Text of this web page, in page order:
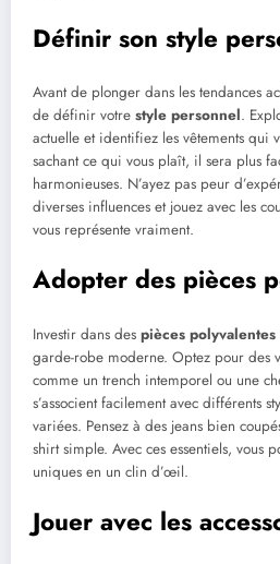
Définir son style
Avant de plonger dans les tendances
de définir votre style personnel.
actuelle et identifiez les vêtements qui
sachant ce qui vous plaît, il sera plus
harmonieuses. N’ayez pas peur
diverses influences et jouez avec les
vous représente vraiment.
Adopter des pièces
Investir dans des pièces polyvalentes
garde-robe moderne. Optez pour des
comme un trench intemporel ou une
s’associent facilement avec différents
variées. Pensez à des jeans bien
shirt simple. Avec ces essentiels, vous
uniques en un clin d’œil.
Jouer avec les